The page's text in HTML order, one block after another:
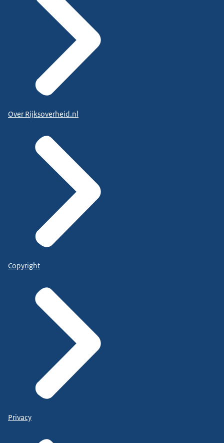
Over Rijksoverheid.nl
Copyright
Privacy